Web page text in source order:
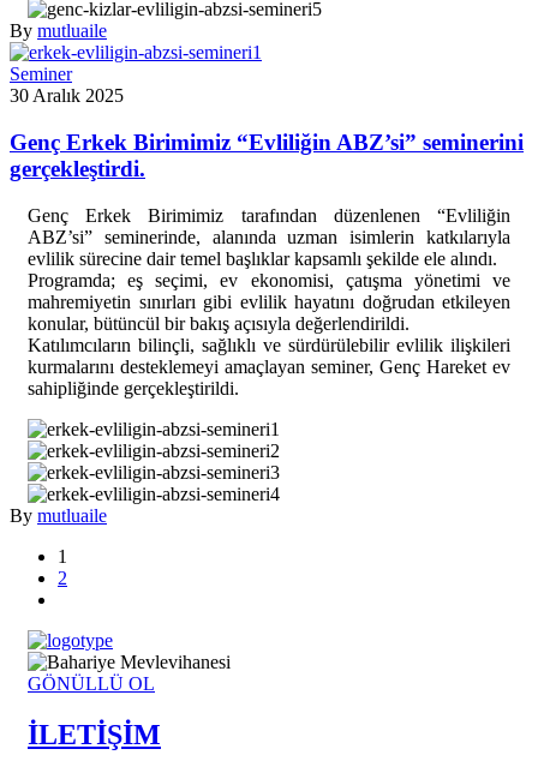
By mutluaile
Seminer
30 Aralık 2025
Genç Erkek Birimimiz “Evliliğin ABZ’si” seminerini
gerçekleştirdi.
Genç Erkek Birimimiz tarafından düzenlenen “Evliliğin
ABZ’si” seminerinde, alanında uzman isimlerin katkılarıyla
evlilik sürecine dair temel başlıklar kapsamlı şekilde ele alındı.
Programda; eş seçimi, ev ekonomisi, çatışma yönetimi ve
mahremiyetin sınırları gibi evlilik hayatını doğrudan etkileyen
konular, bütüncül bir bakış açısıyla değerlendirildi.
Katılımcıların bilinçli, sağlıklı ve sürdürülebilir evlilik ilişkileri
kurmalarını desteklemeyi amaçlayan seminer, Genç Hareket ev
sahipliğinde gerçekleştirildi.
By mutluaile
1
2
GÖNÜLLÜ OL
İLETİŞİM